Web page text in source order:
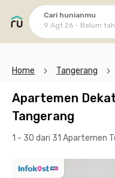
Cari hunianmu
9 Agt 26 - Belum
Home Tangerang
Apartemen
Tangerang
1 - 30 dari 31 Apartemen